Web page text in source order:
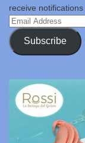
receive
Email
Address
Subscribe